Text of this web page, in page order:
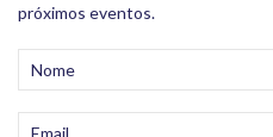
próximos eventos.